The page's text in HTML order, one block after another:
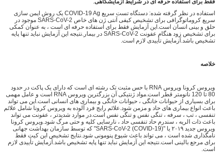
فقط برای استفاده حرفه ای در شرایط آزمایشگاهی.
استفاده در نظر گرفته شده: دستگاه تست سریع COVID-19 Ag یک روش ایمن سازی
سریع کروماتوگرافی برای تشخیص کیفی آنتی ژن های خاص SARS-CoV-2 موجود در
حلق و بینی انسان است.این آزمایش فقط برای استفاده حرفه ای است ، به عنوان کمکی
برای تشخیص زود هنگام عفونت SARS-CoV-2 در بیمار.نتیجه این آزمایش نباید تنها پایه
تشخیص باشد.آزمایش تأییدی لازم است.
خلاصه
ویروس کرونا ویروس RNA با حس مثبت تک رشته ای است که دارای یک پاکت در حدود
80 تا 120 نانومتر قطر است.مواد ژنتیکی آن بزرگترین ویروس RNA است و عامل مهمی
برای بسیاری از حیوانات خانگی ، حیوانات خانگی و بیماری های انسانی است.این می تواند
باعث انواع بیماری های حاد و مزمن شود.علائم رایج فرد آلوده به ویروس کرونا شامل علائم
تنفسی ، تب ، سرفه ، تنگی نفس و تنگی نفس است.در موارد شدیدتر ، عفونت می تواند
باعث ذات الریه ، سندرم حاد تنفسی حاد ، نارسایی کلیه و حتی مرگ شود.ویروس کرونا
ویروس جدید ۲۰۱۹ یا "SARS-CoV-2 (COVID-19)" که توسط سازمان بهداشت جهانی
نامگذاری شده است ، می تواند باعث شیوع پنومونی شود.نتایج تشخیص این کیت فقط
برای مرجع بالینی است.نتیجه این آزمایش نباید تنها پایه تشخیص باشد.آزمایش تأییدی لازم
است.